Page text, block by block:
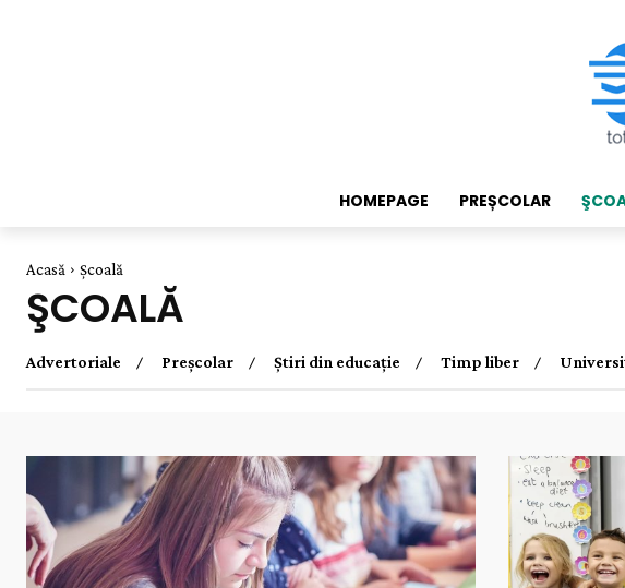
HOMEPAGE PREȘCOLAR
Acasă Şcoală
ŞCOALĂ
Advertoriale Preșcolar Știri din educație Timp liber